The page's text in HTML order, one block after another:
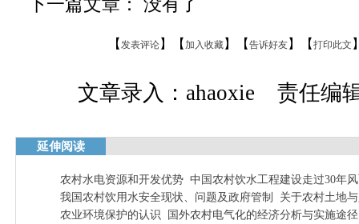
【 发表评论 】【 加入收藏 】【 告诉好友 】【 打印此文
文章录入：ahaoxie 责任编
延伸阅读
农村水电资源和开发优势 中国农村饮水工程建设走过30年
我国农村饮用水安全现状、问题及政府管制
关于农村土地
农业环境保护的认识
国外农村电气化的经济分析与实施途径